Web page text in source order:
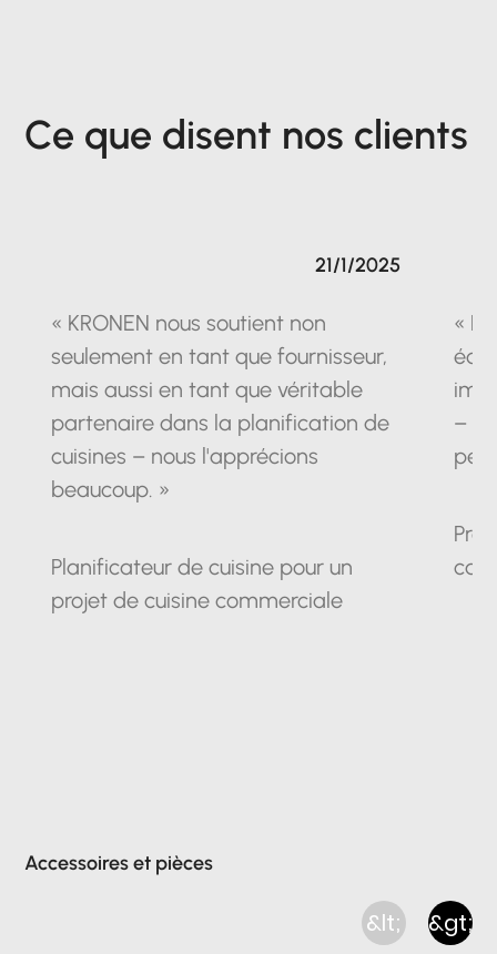
Ce que disent nos clients
« KRONEN nous soutient non
seulement en tant que fournisseur,
mais aussi en tant que véritable
partenaire dans la planification de
cuisines – nous l'apprécions
beaucoup. »
Planificateur de cuisine pour un
projet de cuisine commerciale
21/1/2025
«
–
Accessoires et pièces
&lt; &gt;